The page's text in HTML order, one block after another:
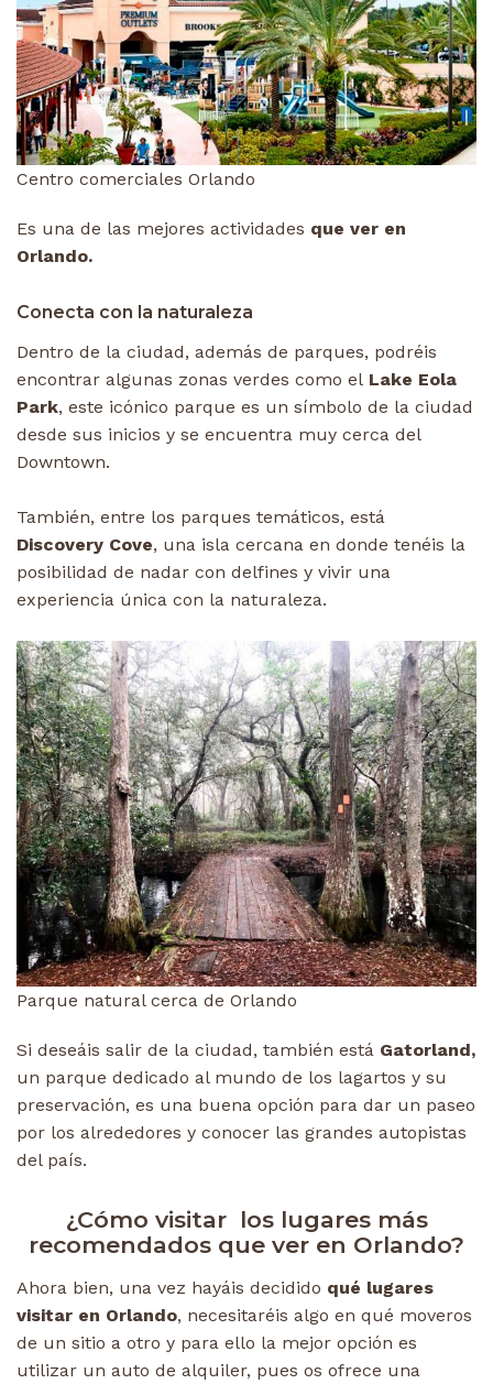
Centro comerciales Orlando
Es una de las mejores actividades que ver en
Orlando.
Conecta con la naturaleza
Dentro de la ciudad, además de parques, podréis
encontrar algunas zonas verdes como el Lake Eola
Park, este icónico parque es un símbolo de la ciudad
desde sus inicios y se encuentra muy cerca del
Downtown.
También, entre los parques temáticos, está
Discovery Cove, una isla cercana en donde tenéis la
posibilidad de nadar con delfines y vivir una
experiencia única con la naturaleza.
Parque natural cerca de Orlando
Si deseáis salir de la ciudad, también está Gatorland,
un parque dedicado al mundo de los lagartos y su
preservación, es una buena opción para dar un paseo
por los alrededores y conocer las grandes autopistas
del país.
¿Cómo visitar los lugares más
recomendados que ver en Orlando?
Ahora bien, una vez hayáis decidido qué lugares
visitar en Orlando, necesitaréis algo en qué moveros
de un sitio a otro y para ello la mejor opción es
utilizar un auto de alquiler, pues os ofrece una